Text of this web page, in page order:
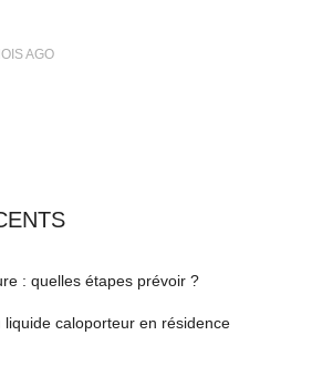
AGO
: quelles étapes prévoir ?
liquide caloporteur en résidence